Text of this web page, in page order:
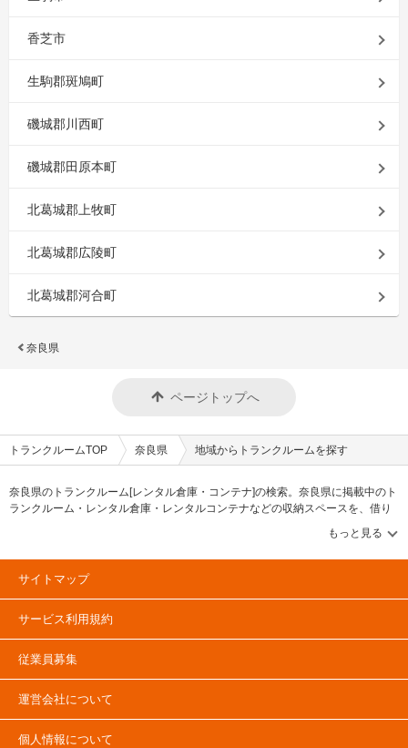
香芝市
生駒郡斑鳩町
磯城郡川西町
磯城郡田原本町
北葛城郡上牧町
北葛城郡広陵町
北葛城郡河合町
奈良県
ページトップへ
トランクルームTOP 奈良県 地域からトランクルームを探す
奈良県のトランクルーム[レンタル倉庫・コンテナ]の検索。奈良県に掲載中のト
ランクルーム・レンタル倉庫・レンタルコンテナなどの収納スペースを、借り
たい地域から探して、広さ・料金[賃料]・セキュリティ・空調完備・24時間出し
入れ可能などの希望条件で絞込み！豊富な物件数から様々な方法でご希望の収
納スペースを簡単に探せるトランクルーム情報サイトです。奈良県で気になる
トランクルームを見つけたら、メールか電話でお問合せが可能です（無料）。
サイトマップ
サービス利用規約
従業員募集
運営会社について
個人情報について